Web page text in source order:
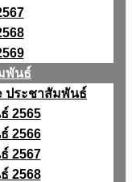
พันธ์
ประชาสัมพันธ์
2565
2566
2567
2568